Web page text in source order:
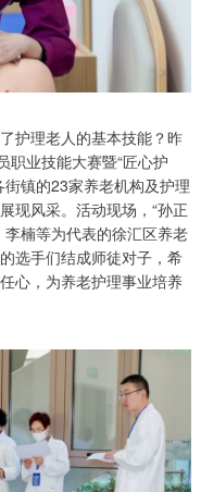
护理老人的基本技能？昨
职业技能大赛暨“匠心护
镇的23家养老机构及护理
现风采。活动现场，“孙正
楠等为代表的徐汇区养老
选手们结成师徒对子，希
心，为养老护理事业培养